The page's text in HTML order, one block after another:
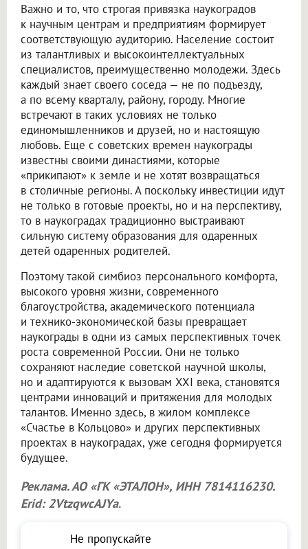
Важно и то, что строгая привязка наукоградов
к научным центрам и предприятиям формирует
соответствующую аудиторию. Население состоит
из талантливых и высокоинтеллектуальных
специалистов, преимущественно молодежи. Здесь
каждый знает своего соседа — не по подъезду,
а по всему кварталу, району, городу. Многие
встречают в таких условиях не только
единомышленников и друзей, но и настоящую
любовь. Еще с советских времен наукограды
известны своими династиями, которые
«прикипают» к земле и не хотят возвращаться
в столичные регионы. А поскольку инвестиции идут
не только в готовые проекты, но и на перспективу,
то в наукоградах традиционно выстраивают
сильную систему образования для одаренных
детей одаренных родителей.
Поэтому такой симбиоз персонального комфорта,
высокого уровня жизни, современного
благоустройства, академического потенциала
и технико-экономической базы превращает
наукограды в одни из самых перспективных точек
роста современной России. Они не только
сохраняют наследие советской научной школы,
но и адаптируются к вызовам XXI века, становятся
центрами инноваций и притяжения для молодых
талантов. Именно здесь, в жилом комплексе
«Счастье в Кольцово» и других перспективных
проектах в наукоградах, уже сегодня формируется
будущее.
Реклама. АО «ГК «ЭТАЛОН», ИНН 7814116230.
Erid: 2VtzqwcAJYa.
Не пропускайте